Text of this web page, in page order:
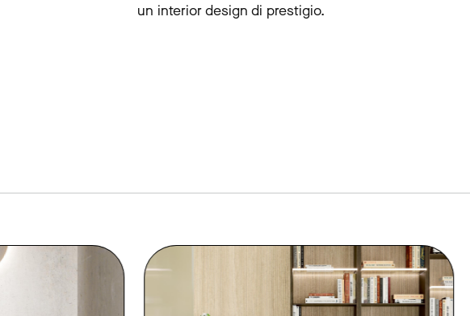
un interior design di prestigio.
link to page link to page